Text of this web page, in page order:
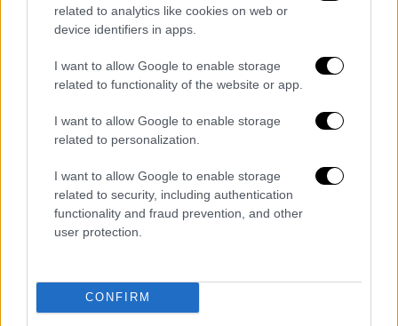
related to analytics like cookies on web or
device identifiers in apps.
I want to allow Google to enable storage
related to functionality of the website or app.
I want to allow Google to enable storage
related to personalization.
I want to allow Google to enable storage
related to security, including authentication
functionality and fraud prevention, and other
user protection.
CONFIRM